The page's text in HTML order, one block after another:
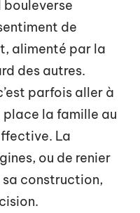
bouleverse
de
alimenté par la
des autres.
parfois aller à
place la famille au
La
ou de renier
construction,